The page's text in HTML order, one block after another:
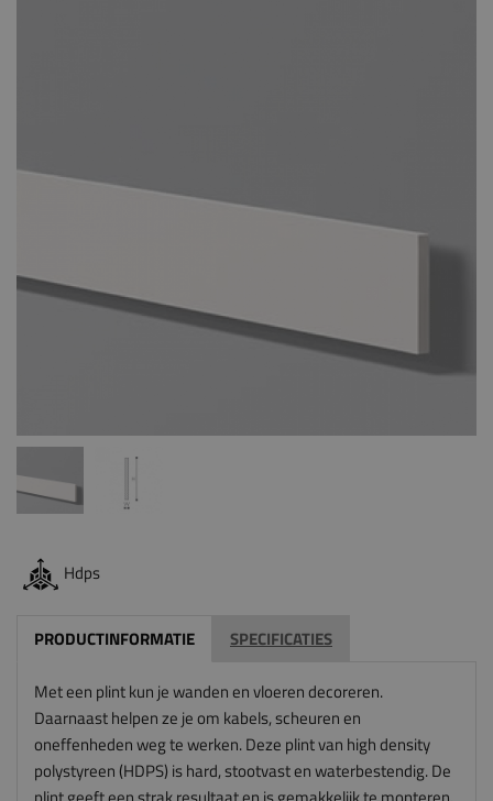
Hdps
PRODUCTINFORMATIE SPECIFICATIES
Met een plint kun je wanden en vloeren decoreren.
Daarnaast helpen ze je om kabels, scheuren en
oneffenheden weg te werken. Deze plint van high density
polystyreen (HDPS) is hard, stootvast en waterbestendig. De